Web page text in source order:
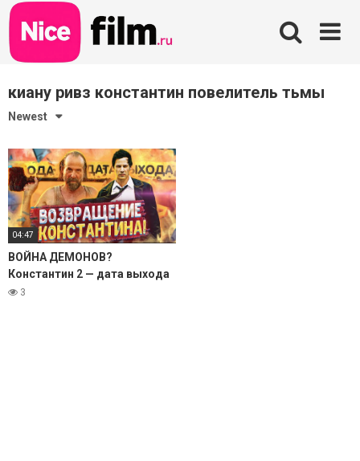
Skip
to
content
киану ривз константин повелитель тьмы
Newest
04:47
ВОЙНА ДЕМОНОВ?
Константин 2 — дата выхода
фильма! (Киану Ривз)
3